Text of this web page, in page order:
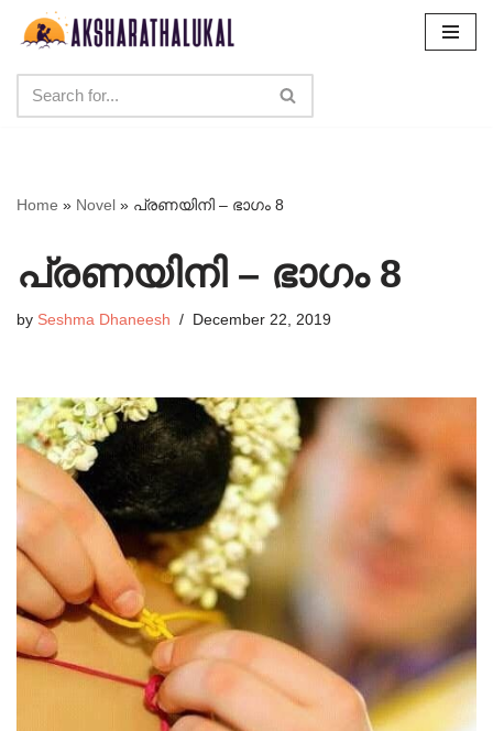
content
Home » Novel » പ്രണയിനി – ഭാഗം 8
പ്രണയിനി – ഭാഗം 8
by ‎Seshma Dhaneesh‎ December 22, 2019